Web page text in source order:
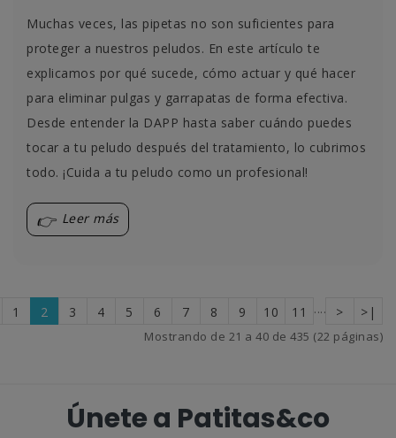
Muchas veces, las pipetas no son suficientes para
proteger a nuestros peludos. En este artículo te
explicamos por qué sucede, cómo actuar y qué hacer
para eliminar pulgas y garrapatas de forma efectiva.
Desde entender la DAPP hasta saber cuándo puedes
tocar a tu peludo después del tratamiento, lo cubrimos
todo. ¡Cuida a tu peludo como un profesional!
Leer más
1 2 3 4 5 6 7 8 9 10 11 .... > >|
Mostrando de 21 a 40 de 435 (22 páginas)
Únete a Patitas&co